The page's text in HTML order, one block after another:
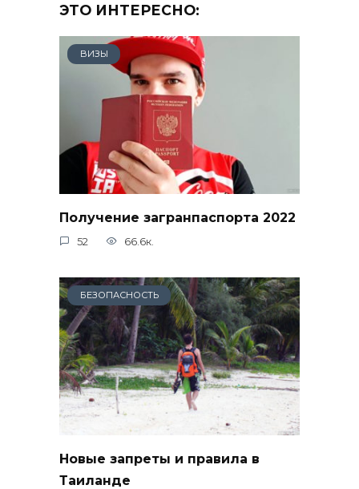
ЭТО ИНТЕРЕСНО:
ВИЗЫ
Получение загранпаспорта 2022
52 66.6к.
БЕЗОПАСНОСТЬ
Новые запреты и правила в
Таиланде